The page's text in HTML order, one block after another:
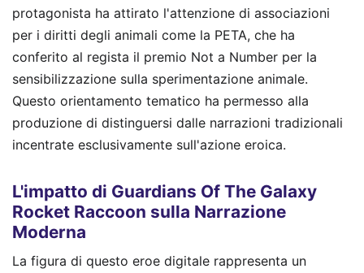
protagonista ha attirato l'attenzione di associazioni
per i diritti degli animali come la PETA, che ha
conferito al regista il premio Not a Number per la
sensibilizzazione sulla sperimentazione animale.
Questo orientamento tematico ha permesso alla
produzione di distinguersi dalle narrazioni tradizionali
incentrate esclusivamente sull'azione eroica.
L'impatto di Guardians Of The Galaxy
Rocket Raccoon sulla Narrazione
Moderna
La figura di questo eroe digitale rappresenta un